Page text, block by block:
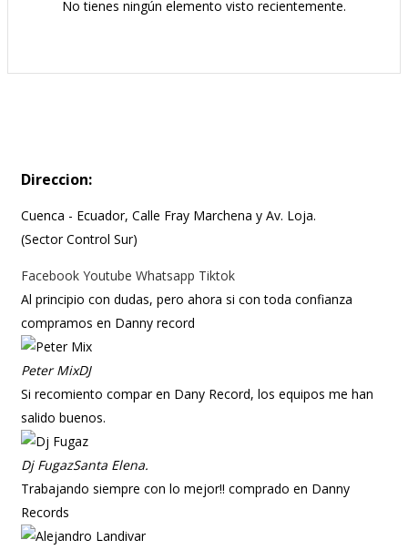
No tienes ningún elemento visto recientemente.
Direccion:
Cuenca - Ecuador, Calle Fray Marchena y Av. Loja.
(Sector Control Sur)
Facebook Youtube Whatsapp Tiktok
Al principio con dudas, pero ahora si con toda confianza
compramos en Danny record
Peter MixDJ
Si recomiento compar en Dany Record, los equipos me han
salido buenos.
Dj FugazSanta Elena.
Trabajando siempre con lo mejor!! comprado en Danny
Records